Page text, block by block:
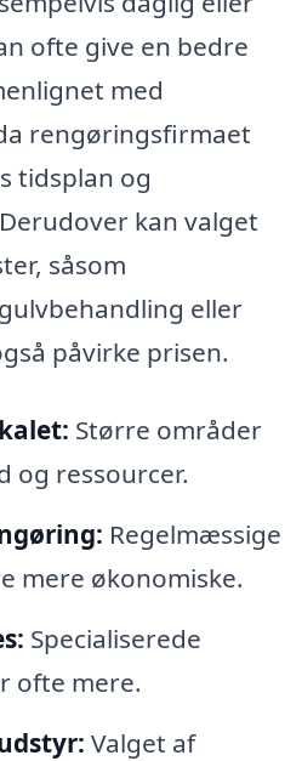
ofte give en bedre
med
rengøringsfirmaet
tidsplan og
kan valget
såsom
eller
påvirke prisen.
Større områder
og ressourcer.
Regelmæssige
mere økonomiske.
Specialiserede
ofte mere.
Valget af